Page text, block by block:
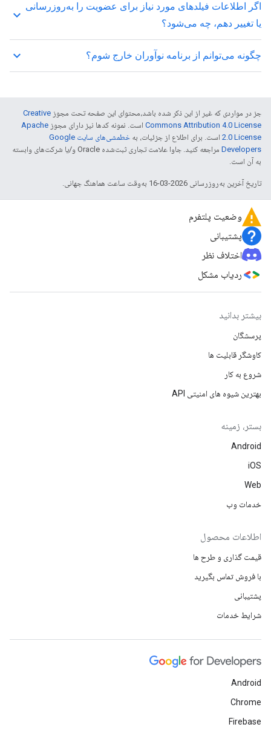
keyboard_arrow_up
اگر اطلاعات فیلدهای مورد نیاز برای عضویت را به‌روزرسانی
یا تغییر دهم، چه می‌شود؟
keyboard_arrow_up چگونه می‌توانم از برنامه نوآوران خارج شوم؟
جز در مواردی که غیر از این ذکر شده باشد،‌محتوای این صفحه تحت مجوز Creative
Commons Attribution 4.0 License است. نمونه کدها نیز دارای مجوز Apache
2.0 License است. برای اطلاع از جزئیات، به
خطمشی‌های سایت Google
Developers‏
مراجعه کنید. جاوا علامت تجاری ثبت‌شده Oracle و/یا شرکت‌های وابسته
به آن است.
تاریخ آخرین به‌روزرسانی 2026-03-16 به‌وقت ساعت هماهنگ جهانی.
وضعیت پلتفرم
پشتیبانی
اختلاف نظر
ردیاب مشکل
بیشتر بدانید
پرسشگان
کاوشگر قابلیت ها
شروع به کار
بهترین شیوه های امنیتی API
بستر، زمینه
Android
iOS
Web
خدمات وب
اطلاعات محصول
قیمت گذاری و طرح ها
با فروش تماس بگیرید
پشتیبانی
شرایط خدمات
Android
Chrome
Firebase